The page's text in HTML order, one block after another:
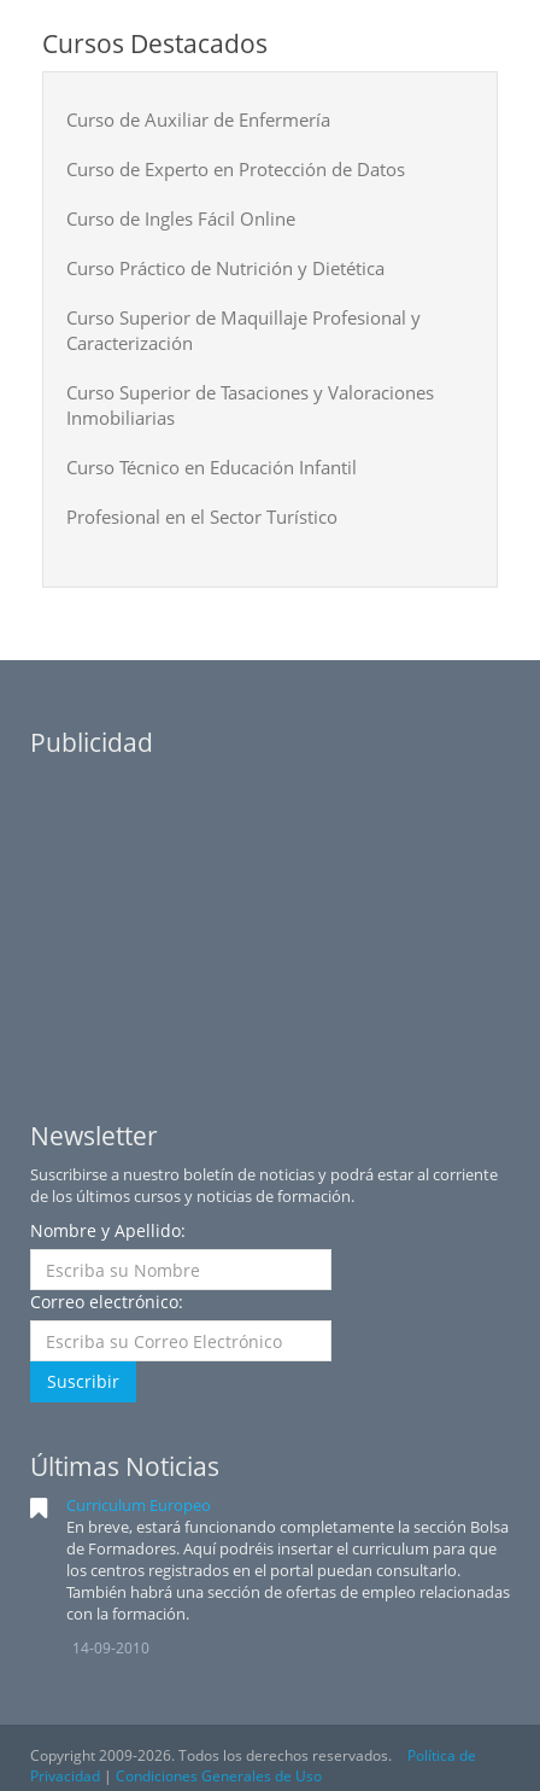
Cursos Destacados
Curso de Auxiliar de Enfermería
Curso de Experto en Protección de Datos
Curso de Ingles Fácil Online
Curso Práctico de Nutrición y Dietética
Curso Superior de Maquillaje Profesional y
Caracterización
Curso Superior de Tasaciones y Valoraciones
Inmobiliarias
Curso Técnico en Educación Infantil
Profesional en el Sector Turístico
Publicidad
Newsletter
Suscribirse a nuestro boletín de noticias y podrá estar al corriente
de los últimos cursos y noticias de formación.
Nombre y Apellido:
Correo electrónico:
Suscribir
Últimas Noticias
Curriculum Europeo
En breve, estará funcionando completamente la sección Bolsa
de Formadores. Aquí podréis insertar el curriculum para que
los centros registrados en el portal puedan consultarlo.
También habrá una sección de ofertas de empleo relacionadas
con la formación.
14-09-2010
Copyright 2009-2026. Todos los derechos reservados.
Política de
Privacidad | Condiciones Generales de Uso